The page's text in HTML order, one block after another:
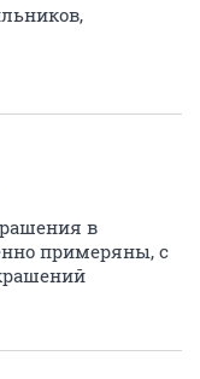
в
примеряны, с